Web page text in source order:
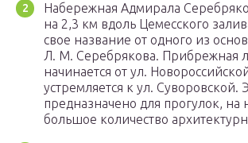
Набережная Адмирала
на 2,3 км вдоль Цемесского
свое название от одного из
Л. М. Серебрякова. Прибрежная
начинается от ул.
устремляется к ул. Суворовской.
предназначено для прогулок, на
большое количество